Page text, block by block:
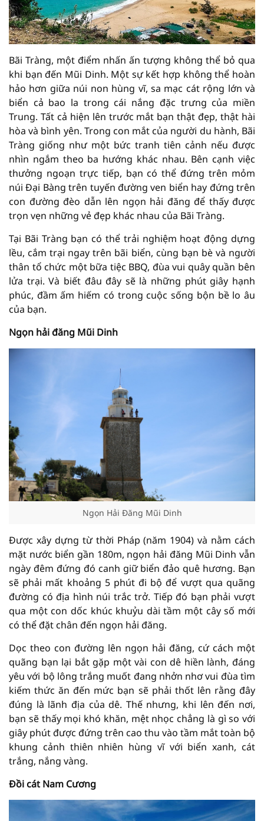
Bãi Tràng, một điểm nhấn ấn tượng không thể bỏ qua
khi bạn đến Mũi Dinh. Một sự kết hợp không thể hoàn
hảo hơn giữa núi non hùng vĩ, sa mạc cát rộng lớn và
biển cả bao la trong cái nắng đặc trưng của miền
Trung. Tất cả hiện lên trước mắt bạn thật đẹp, thật hài
hòa và bình yên. Trong con mắt của người du hành, Bãi
Tràng giống như một bức tranh tiên cảnh nếu được
nhìn ngắm theo ba hướng khác nhau. Bên cạnh việc
thưởng ngoạn trực tiếp, bạn có thể đứng trên mỏm
núi Đại Bàng trên tuyến đường ven biển hay đứng trên
con đường đèo dẫn lên ngọn hải đăng để thấy được
trọn vẹn những vẻ đẹp khác nhau của Bãi Tràng.
Tại Bãi Tràng bạn có thể trải nghiệm hoạt động dựng
lều, cắm trại ngay trên bãi biển, cùng bạn bè và người
thân tổ chức một bữa tiệc BBQ, đùa vui quây quần bên
lửa trại. Và biết đâu đây sẽ là những phút giây hạnh
phúc, đầm ấm hiếm có trong cuộc sống bộn bề lo âu
của bạn.
Ngọn hải đăng Mũi Dinh
Ngọn Hải Đăng Mũi Dinh
Được xây dựng từ thời Pháp (năm 1904) và nằm cách
mặt nước biển gần 180m, ngọn hải đăng Mũi Dinh vẫn
ngày đêm đứng đó canh giữ biển đảo quê hương. Bạn
sẽ phải mất khoảng 5 phút đi bộ để vượt qua quãng
đường có địa hình núi trắc trở. Tiếp đó bạn phải vượt
qua một con dốc khúc khuỷu dài tầm một cây số mới
có thể đặt chân đến ngọn hải đăng.
Dọc theo con đường lên ngọn hải đăng, cứ cách một
quãng bạn lại bắt gặp một vài con dê hiền lành, đáng
yêu với bộ lông trắng muốt đang nhởn nhơ vui đùa tìm
kiếm thức ăn đến mức bạn sẽ phải thốt lên rằng đây
đúng là lãnh địa của dê. Thế nhưng, khi lên đến nơi,
bạn sẽ thấy mọi khó khăn, mệt nhọc chẳng là gì so với
giây phút được đứng trên cao thu vào tầm mắt toàn bộ
khung cảnh thiên nhiên hùng vĩ với biển xanh, cát
trắng, nắng vàng.
Đồi cát Nam Cương